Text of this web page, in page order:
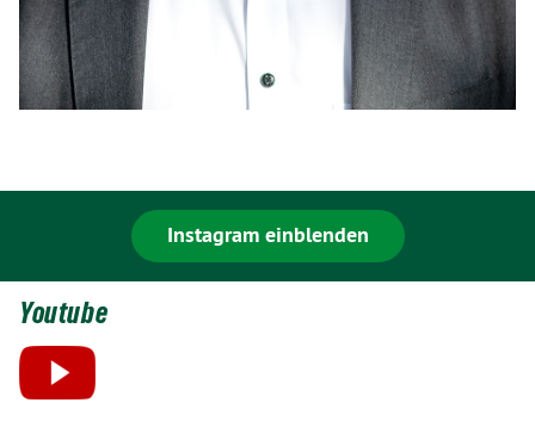
Instagram einblenden
Youtube